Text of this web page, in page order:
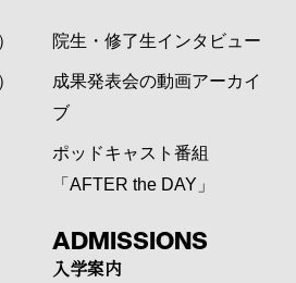
院生・修了生インタビュー
成果発表会の動画アーカイ
ブ
ポッドキャスト番組
「AFTER the DAY」
ADMISSIONS
入学案内